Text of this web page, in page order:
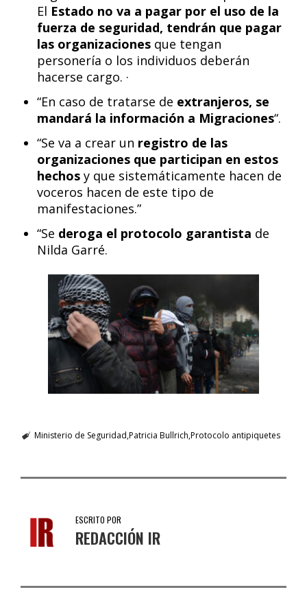
El Estado no va a pagar por el uso de la
fuerza de seguridad, tendrán que pagar
las organizaciones que tengan
personería o los individuos deberán
hacerse cargo. ·
“En caso de tratarse de extranjeros, se
mandará la información a Migraciones“.
“Se va a crear un registro de las
organizaciones que participan en estos
hechos y que sistemáticamente hacen de
voceros hacen de este tipo de
manifestaciones.”
“Se deroga el protocolo garantista de
Nilda Garré.
Ministerio de Seguridad Patricia Bullrich Protocolo antipiquetes
ESCRITO POR
REDACCIÓN IR